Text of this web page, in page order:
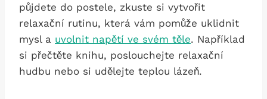
půjdete do⁤ postele, ​zkuste⁤ si vytvořit
relaxační rutinu, která vám pomůže uklidnit
mysl ⁢a uvolnit napětí⁣ ve svém těle. Například
si ‌přečtěte ⁤knihu, poslouchejte ​relaxační
hudbu nebo ‍si udělejte teplou lázeň.